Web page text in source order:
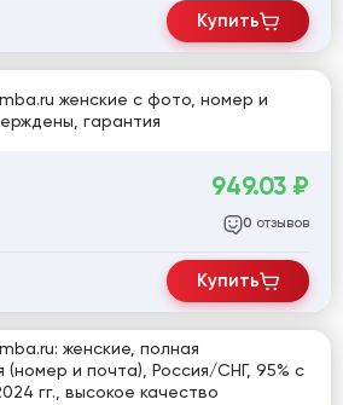
Купить
женские с фото, номер и
гарантия
949.03 ₽
0 отзывов
Купить
женские, полная
(номер и почта), Россия/СНГ, 95% с
гг., высокое качество